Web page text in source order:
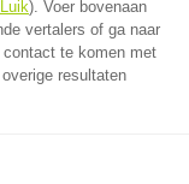
). Voer bovenaan
vertalers of ga naar
te komen met
resultaten